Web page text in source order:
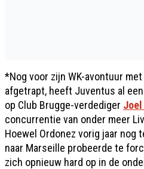
*Nog voor zijn WK-avontuur
afgetrapt, heeft Juventus al
op Club Brugge-verdediger Joel
concurrentie van onder meer
Hoewel Ordonez vorig jaar nog
naar Marseille probeerde te
zich opnieuw hard op in de